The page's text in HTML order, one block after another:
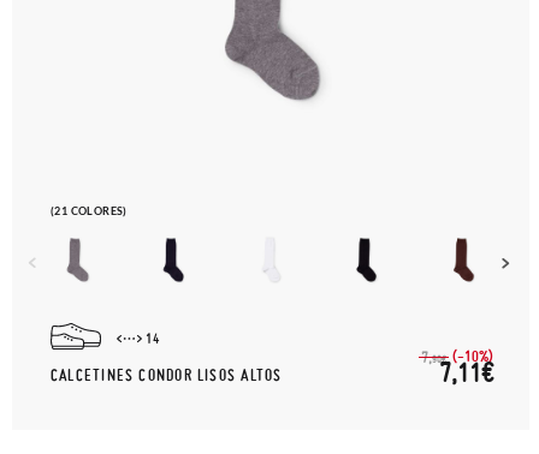
(21 COLORES)
14
CALCETINES CONDOR LISOS ALTOS
7,90€ (-10%)
7,11€